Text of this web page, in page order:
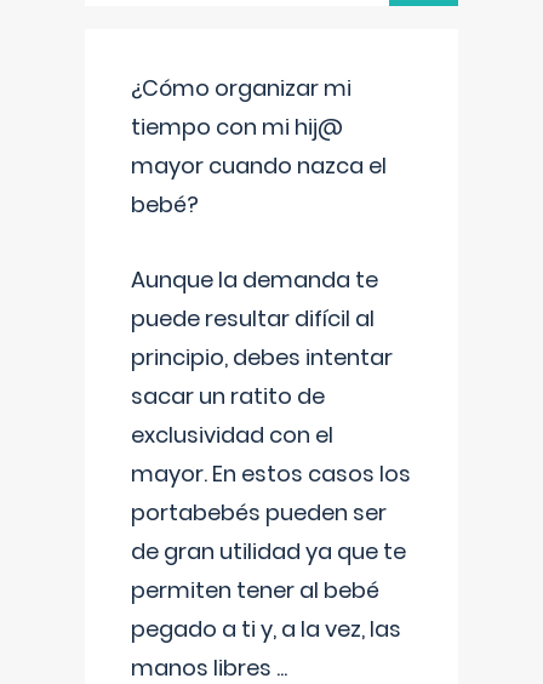
¿Cómo organizar mi
tiempo con mi hij@
mayor cuando nazca el
bebé?
Aunque la demanda te
puede resultar difícil al
principio, debes intentar
sacar un ratito de
exclusividad con el
mayor. En estos casos los
portabebés pueden ser
de gran utilidad ya que te
permiten tener al bebé
pegado a ti y, a la vez, las
manos libres ...